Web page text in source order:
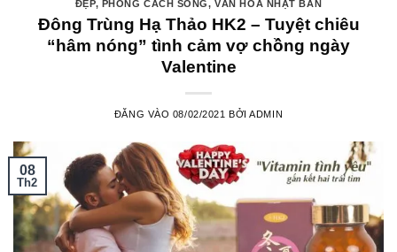
ĐẸP, PHONG CÁCH SỐNG,VĂN HÓA NHẬT BẢN
Đông Trùng Hạ Thảo HK2 – Tuyệt chiêu
“hâm nóng” tình cảm vợ chồng ngày
Valentine
ĐĂNG VÀO 08/02/2021 BỞIADMIN
08
Th2